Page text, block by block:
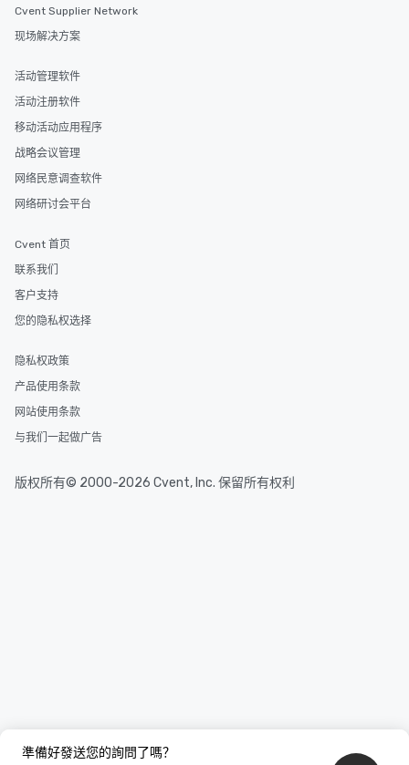
準備好發送您的詢問了嗎？
Cvent Supplier Network
现场解决方案
活动管理软件
活动注册软件
移动活动应用程序
战略会议管理
网络民意调查软件
网络研讨会平台
Cvent 首页
联系我们
客户支持
您的隐私权选择
隐私权政策
产品使用条款
网站使用条款
与我们一起做广告
版权所有© 2000-2026 Cvent, Inc. 保留所有权利